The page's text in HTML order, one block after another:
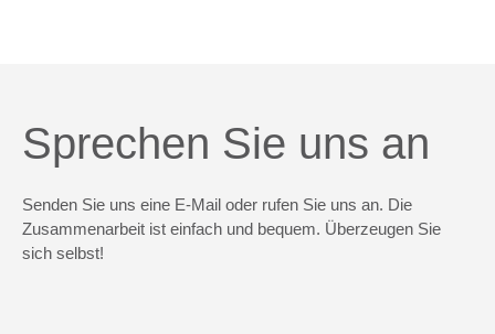
Sprechen Sie uns an
Senden Sie uns eine E-Mail oder rufen Sie uns an. Die
Zusammenarbeit ist einfach und bequem. Überzeugen Sie
sich selbst!